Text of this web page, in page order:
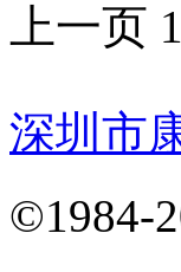
上一页 1
深圳市
©1984-